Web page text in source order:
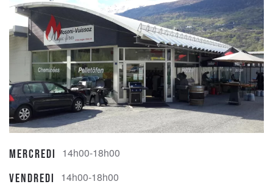
Mercredi 14h00-18h00
Vendredi 14h00-18h00